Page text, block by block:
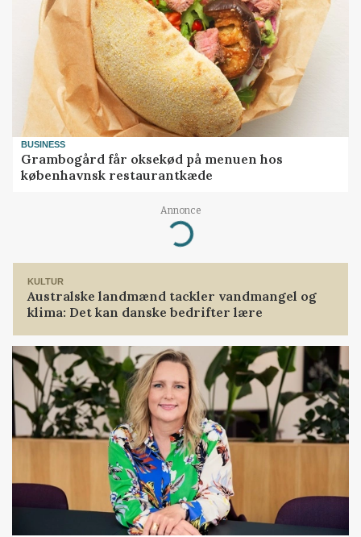
BUSINESS
Grambogård får oksekød på menuen hos
københavnsk restaurantkæde
Annonce
Loading...
KULTUR
Australske landmænd tackler vandmangel og
klima: Det kan danske bedrifter lære